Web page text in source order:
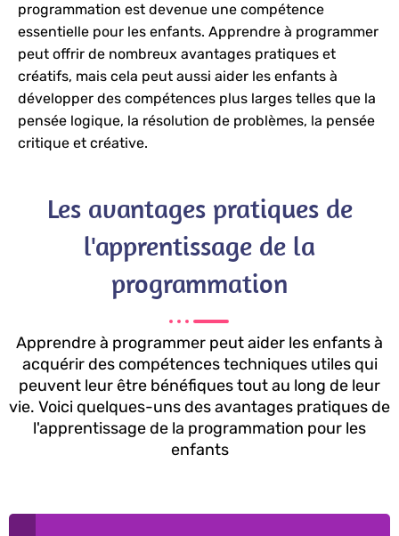
programmation est devenue une compétence
essentielle pour les enfants. Apprendre à programmer
peut offrir de nombreux avantages pratiques et
créatifs, mais cela peut aussi aider les enfants à
développer des compétences plus larges telles que la
pensée logique, la résolution de problèmes, la pensée
critique et créative.
Les avantages pratiques de
l'apprentissage de la
programmation
Apprendre à programmer peut aider les enfants à
acquérir des compétences techniques utiles qui
peuvent leur être bénéfiques tout au long de leur
vie. Voici quelques-uns des avantages pratiques de
l'apprentissage de la programmation pour les
enfants